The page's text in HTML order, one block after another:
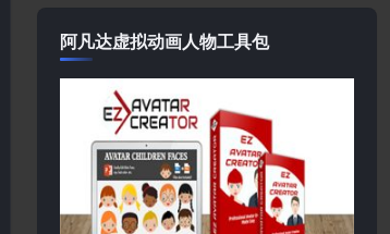
阿凡达虚拟动画人物工具包